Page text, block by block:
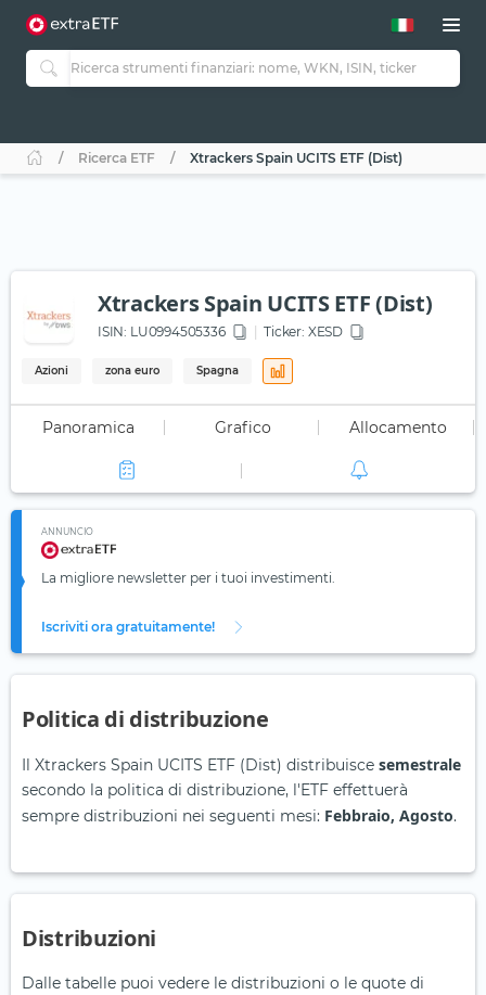
Ricerca ETF Xtrackers Spain UCITS ETF (Dist)
Xtrackers Spain UCITS ETF (Dist)
ISIN: LU0994505336 Ticker: XESD
Azioni zona euro Spagna
Panoramica Grafico Allocamento
ANNUNCIO
La migliore newsletter per i tuoi investimenti.
Iscriviti ora gratuitamente!
Politica di distribuzione
Il Xtrackers Spain UCITS ETF (Dist) distribuisce semestrale
secondo la politica di distribuzione, l'ETF effettuerà
sempre distribuzioni nei seguenti mesi: Febbraio, Agosto.
Distribuzioni
Dalle tabelle puoi vedere le distribuzioni o le quote di